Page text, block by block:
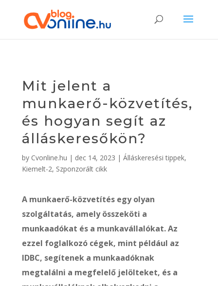
Mit jelent a
munkaerő-közvetítés,
és hogyan segít az
álláskeresőkön?
by Cvonline.hu | dec 14, 2023 | Álláskeresési tippek,
Kiemelt-2, Szponzorált cikk
A munkaerő-közvetítés egy olyan
szolgáltatás, amely összeköti a
munkaadókat és a munkavállalókat. Az
ezzel foglalkozó cégek, mint például az
IDBC, segítenek a munkaadóknak
megtalálni a megfelelő jelölteket, és a